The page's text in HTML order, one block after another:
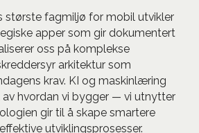
største fagmiljø for mobil utvikler
apper som gir dokumentert
oss på komplekse
arkitektur som
krav. KI og maskinlæring
av hvordan vi bygger — vi utnytter
gir til å skape smartere
utviklingsprosesser.